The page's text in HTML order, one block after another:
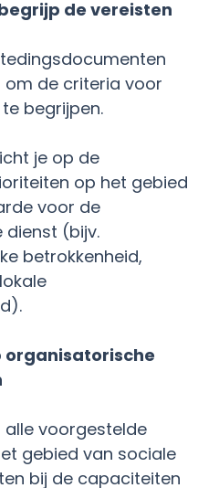
de vereisten
de criteria voor
begrijpen.
je op de
op het gebied
voor de
(bijv.
betrokkenheid,
.
organisatorische
voorgestelde
gebied van sociale
bij de capaciteiten